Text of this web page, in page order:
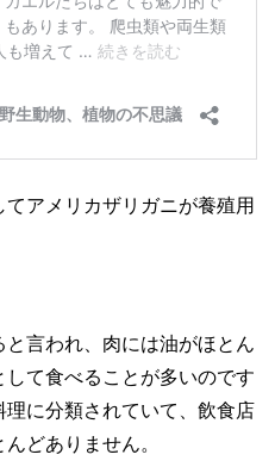
アメリカザリガニが養殖用
言われ、肉には油がほとん
て食べることが多いのです
に分類されていて、飲食店
どありません。